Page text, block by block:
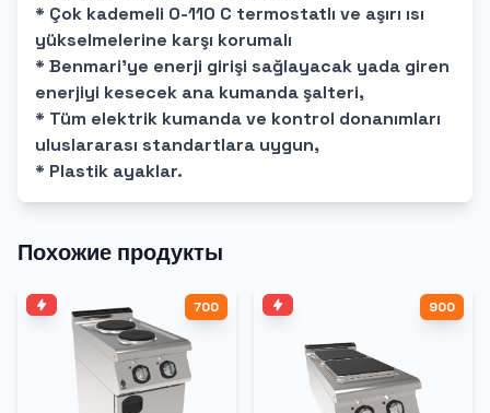
* Çok kademeli 0-110 C termostatlı ve aşırı ısı
yükselmelerine karşı korumalı
* Benmari'ye enerji girişi sağlayacak yada giren
enerjiyi kesecek ana kumanda şalteri,
* Tüm elektrik kumanda ve kontrol donanımları
uluslararası standartlara uygun,
* Plastik ayaklar.
Похожие продукты
700 900